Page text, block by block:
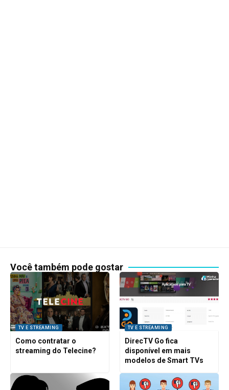
Você também pode gostar
TV E STREAMING
Como contratar o
streaming do Telecine?
TV E STREAMING
DirecTV Go fica
disponível em mais
modelos de Smart TVs